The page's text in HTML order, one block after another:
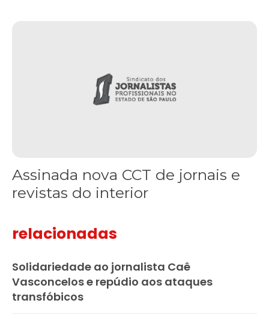
Assinada nova CCT de jornais e
revistas do interior
relacionadas
Solidariedade ao jornalista Caê
Vasconcelos e repúdio aos ataques
transfóbicos